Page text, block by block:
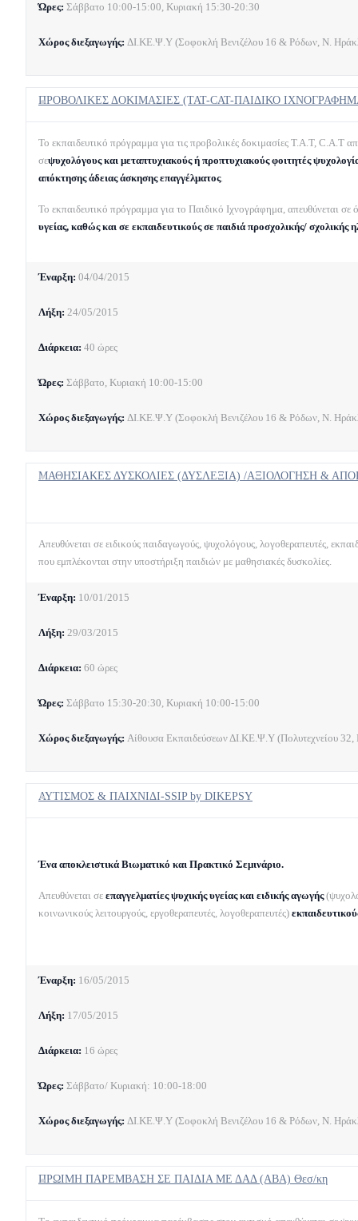
Ώρες: Σάββατο 10:00-15:00, Κυριακή 15:30-20:30
Χώρος διεξαγωγής: ΔΙ.ΚΕ.Ψ.Υ (Σοφοκλή Βενιζέλου 16 & Ρόδων, Ν.
ΠΡΟΒΟΛΙΚΕΣ ΔΟΚΙΜΑΣΙΕΣ (TAT-CAT-ΠΑΙΔΙΚΟ
Το εκπαιδευτικό πρόγραμμα για τις προβολικές δοκιμασίες T.A.T, C.A.T
σεψυχολόγους και μεταπτυχιακούς ή προπτυχιακούς φοιτητές
απόκτησης άδειας άσκησης επαγγέλματος.
Το εκπαιδευτικό πρόγραμμα για το Παιδικό Ιχνογράφημα, απευθύνεται σε
υγείας, καθώς και σε εκπαιδευτικούς σε παιδιά προσχολικής/ σχολικής
Έναρξη: 04/04/2015
Λήξη: 24/05/2015
Διάρκεια: 40 ώρες
Ώρες: Σάββατο, Κυριακή 10:00-15:00
Χώρος διεξαγωγής: ΔΙ.ΚΕ.Ψ.Υ (Σοφοκλή Βενιζέλου 16 & Ρόδων, Ν.
ΜΑΘΗΣΙΑΚΕΣ ΔΥΣΚΟΛΙΕΣ (ΔΥΣΛΕΞΙΑ) /ΑΞΙΟΛΟΓΗΣΗ &
Απευθύνεται σε ειδικούς παιδαγωγούς, ψυχολόγους, λογοθεραπευτές,
που εμπλέκονται στην υποστήριξη παιδιών με μαθησιακές δυσκολίες.
Έναρξη: 10/01/2015
Λήξη: 29/03/2015
Διάρκεια: 60 ώρες
Ώρες: Σάββατο 15:30-20:30, Κυριακή 10:00-15:00
Χώρος διεξαγωγής: Αίθουσα Εκπαιδεύσεων ΔΙ.ΚΕ.Ψ.Υ (Πολυτεχνείου 32,
ΑΥΤΙΣΜΟΣ & ΠΑΙΧΝΙΔΙ-SSIP by DIKEPSY
Ένα αποκλειστικά Βιωματικό και Πρακτικό Σεμινάριο.
Απευθύνεται σε επαγγελματίες ψυχικής υγείας και ειδικής αγωγής
κοινωνικούς λειτουργούς, εργοθεραπευτές, λογοθεραπευτές)
Έναρξη: 16/05/2015
Λήξη: 17/05/2015
Διάρκεια: 16 ώρες
Ώρες: Σάββατο/ Κυριακή: 10:00-18:00
Χώρος διεξαγωγής: ΔΙ.ΚΕ.Ψ.Υ (Σοφοκλή Βενιζέλου 16 & Ρόδων, Ν.
ΠΡΩΙΜΗ ΠΑΡΕΜΒΑΣΗ ΣΕ ΠΑΙΔΙΑ ΜΕ ΔΑΔ (ABA) Θεσ/κη